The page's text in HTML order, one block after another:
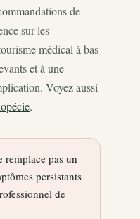
de
sur les
médical à bas
et à une
Voyez aussi
.
remplace pas un
persistants
de